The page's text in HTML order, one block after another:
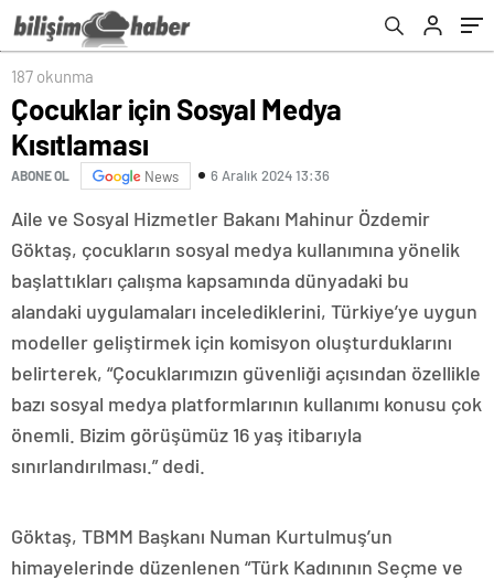
187 okunma
Çocuklar için Sosyal Medya
Kısıtlaması
ABONE OL News 6 Aralık 2024 13:36
Aile ve Sosyal Hizmetler Bakanı Mahinur Özdemir
Göktaş, çocukların sosyal medya kullanımına yönelik
başlattıkları çalışma kapsamında dünyadaki bu
alandaki uygulamaları incelediklerini, Türkiye’ye uygun
modeller geliştirmek için komisyon oluşturduklarını
belirterek, “Çocuklarımızın güvenliği açısından özellikle
bazı sosyal medya platformlarının kullanımı konusu çok
önemli. Bizim görüşümüz 16 yaş itibarıyla
sınırlandırılması.” dedi.
Göktaş, TBMM Başkanı Numan Kurtulmuş’un
himayelerinde düzenlenen “Türk Kadınının Seçme ve